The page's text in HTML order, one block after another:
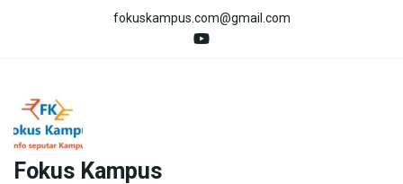
fokuskampus.com@gmail.com
Fokus Kampus